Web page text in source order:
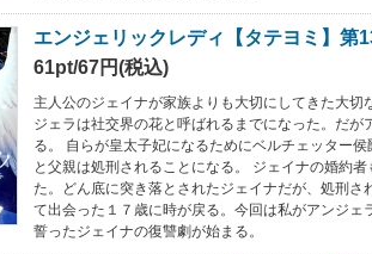
エンジェリックレディ【タテヨミ】第
61pt/67円(税込)
主人公のジェイナが家族よりも大切にしてきた大切
ジェラは社交界の花と呼ばれるまでになった。だが
る。 自らが皇太子妃になるためにベルチェッター
と父親は処刑されることになる。 ジェイナの婚約
た。どん底に突き落とされたジェイナだが、処刑さ
て出会った１７歳に時が戻る。今回は私がアンジェ
誓ったジェイナの復讐劇が始まる。